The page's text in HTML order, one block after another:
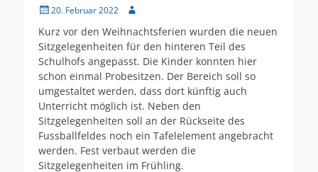
Veröffentlicht
20. Februar 2022 Autor
Kurz vor den Weihnachtsferien wurden die neuen
Sitzgelegenheiten für den hinteren Teil des
Schulhofs angepasst. Die Kinder konnten hier
schon einmal Probesitzen. Der Bereich soll so
umgestaltet werden, dass dort künftig auch
Unterricht möglich ist. Neben den
Sitzgelegenheiten soll an der Rückseite des
Fussballfeldes noch ein Tafelelement angebracht
werden. Fest verbaut werden die
Sitzgelegenheiten im Frühling.